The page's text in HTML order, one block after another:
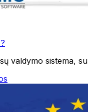
valdymo sistema,